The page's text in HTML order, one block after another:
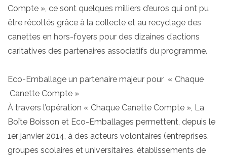
Compte », ce sont quelques milliers d’euros qui ont pu
être récoltés grâce à la collecte et au recyclage des
canettes en hors-foyers pour des dizaines d’actions
caritatives des partenaires associatifs du programme.
Eco-Emballage un partenaire majeur pour « Chaque
Canette Compte »
À travers l’opération « Chaque Canette Compte », La
Boîte Boisson et Eco-Emballages permettent, depuis le
1er janvier 2014, à des acteurs volontaires (entreprises,
groupes scolaires et universitaires, établissements de